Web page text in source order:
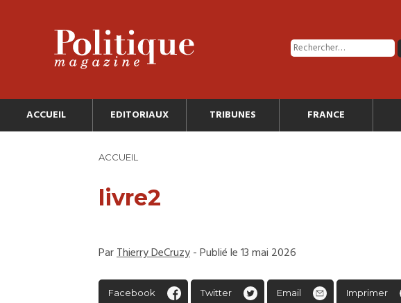
ACCUEIL EDITORIAUX TRIBUNES FRANCE
ACCUEIL
livre2
ParThierry DeCruzy- Publié le 13 mai 2026
Facebook Twitter Email Imprimer